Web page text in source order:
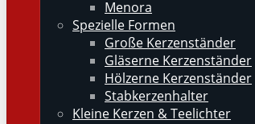
Menora
Spezielle Formen
Große Kerzenständer
Gläserne Kerzenständer
Hölzerne Kerzenständer
Stabkerzenhalter
Kleine Kerzen & Teelichter